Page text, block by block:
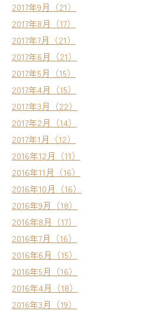
2017年9月（21）
2017年8月（17）
2017年7月（21）
2017年6月（21）
2017年5月（15）
2017年4月（15）
2017年3月（22）
2017年2月（14）
2017年1月（12）
2016年12月（11）
2016年11月（16）
2016年10月（16）
2016年9月（18）
2016年8月（17）
2016年7月（16）
2016年6月（15）
2016年5月（16）
2016年4月（18）
2016年3月（19）